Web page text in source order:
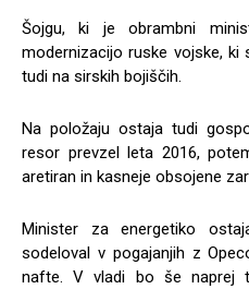
Šojgu, ki je obrambni
modernizacijo ruske vojske, ki
tudi na sirskih bojiščih.
Na položaju ostaja tudi
resor prevzel leta 2016,
aretiran in kasneje obsojene
Minister za energetiko
sodeloval v pogajanjih z
nafte. V vladi bo še naprej